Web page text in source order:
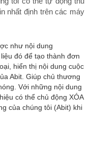
nhất định trên các máy
như nội dung
đó để tạo thành đơn
hiển thị nội dung cuộc
Abit. Giúp chủ thương
Với những nội dung
có thể chủ động XÓA
của chúng tôi (Abit) khi